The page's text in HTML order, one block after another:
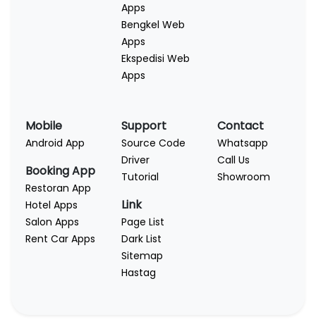
Apps
Bengkel Web
Apps
Ekspedisi Web
Apps
Mobile
Android App
Booking App
Restoran App
Hotel Apps
Salon Apps
Rent Car Apps
Support
Source Code
Driver
Tutorial
Link
Page List
Dark List
Sitemap
Hastag
Contact
Whatsapp
Call Us
Showroom